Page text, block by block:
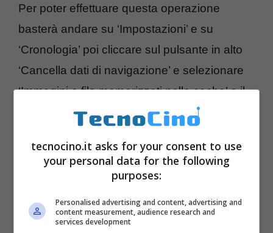
Per poter effettuare questa operazione
basterà andare su ‘Impostazioni’ e su
‘Cronologia’ poi cliccare sul pulsante in alto
‘Cancella dati di navigazione’ e selezionare
‘Immagini e file memorizzati nella cache’ e il
gioco è fatto.
PULIRE LA CACHE DEL BROWSER ED
ELIMINARE I COOKIES PER
tecnocino.it asks for your consent to use
your personal data for the following
purposes:
Personalised advertising and content, advertising and
content measurement, audience research and
services development